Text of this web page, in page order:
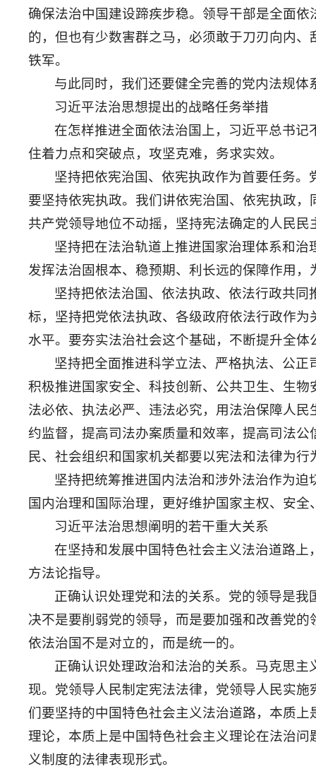
确保法治中国建设蹄疾步稳。领导干部是全面
的，但也有少数害群之马，必须敢于刀刃向内
铁军。
与此同时，我们还要健全完善的党内法规
习近平法治思想提出的战略任务举措
在怎样推进全面依法治国上，习近平总书
住着力点和突破点，攻坚克难，务求实效。
坚持把依宪治国、依宪执政作为首要任务
要坚持依宪执政。我们讲依宪治国、依宪执政
共产党领导地位不动摇，坚持宪法确定的人民
坚持把在法治轨道上推进国家治理体系和
发挥法治固根本、稳预期、利长远的保障作用
坚持把依法治国、依法执政、依法行政共
标，坚持把党依法执政、各级政府依法行政作
水平。要夯实法治社会这个基础，不断提升全
坚持把全面推进科学立法、严格执法、公
积极推进国家安全、科技创新、公共卫生、生
法必依、执法必严、违法必究，用法治保障人
约监督，提高司法办案质量和效率，提高司法
民、社会组织和国家机关都要以宪法和法律为
坚持把统筹推进国内法治和涉外法治作为
国内治理和国际治理，更好维护国家主权、安全
习近平法治思想阐明的若干重大关系
在坚持和发展中国特色社会主义法治道路
方法论指导。
正确认识处理党和法的关系。党的领导是
决不是要削弱党的领导，而是要加强和改善党
依法治国不是对立的，而是统一的。
正确认识处理政治和法治的关系。马克思
现。党领导人民制定宪法法律，党领导人民实
们要坚持的中国特色社会主义法治道路，本质
理论，本质上是中国特色社会主义理论在法治
义制度的法律表现形式。